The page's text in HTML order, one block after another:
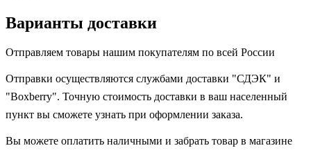
Варианты доставки
Отправляем товары нашим покупателям по всей России
Отправки осуществляются службами доставки "СДЭК" и
"Boxberry". Точную стоимость доставки в ваш населенный
пункт вы сможете узнать при оформлении заказа.
Вы можете оплатить наличными и забрать товар в магазине